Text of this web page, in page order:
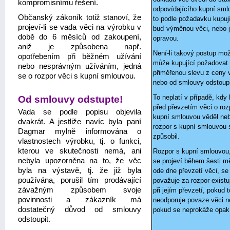
odpovídajícího kupní
to podle požadavku
buď výměnou věci, nebo
opravou.
Není-li takový postup
může kupující požadovat
přiměřenou slevu z ceny
nebo od smlouvy
To neplatí v případě, kdy
před převzetím věci o
kupní smlouvou věděl
rozpor s kupní smlouvou
způsobil.
Rozpor s kupní
se projeví během šesti
ode dne převzetí věci, se
považuje za rozpor
při jejím převzetí, pokud
neodporuje povaze věci
pokud se neprokáže
kompromisnímu řešení.
Občanský zákoník totiž stanoví, že
projeví-li se vada věci na výrobku v
době do 6 měsíců od zakoupení,
aniž je způsobena např.
opotřebením při běžném užívání
nebo nesprávným užíváním, jedná
se o rozpor věci s kupní smlouvou.
Od smlouvy odstupte!
Vada se podle popisu objevila
dvakrát. A jestliže navíc byla paní
Dagmar mylně informována o
vlastnostech výrobku, tj. o funkci,
kterou ve skutečnosti nemá, ani
nebyla upozorněna na to, že věc
byla na výstavě, tj. že již byla
používána, porušil tím prodávající
závažným způsobem svoje
povinnosti a zákazník má
dostatečný důvod od smlouvy
odstoupit.